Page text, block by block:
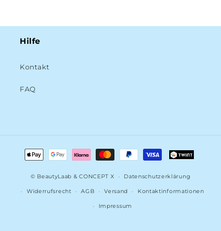
Hilfe
Kontakt
FAQ
Zahlungsmethoden
© BeautyLaab & CONCEPT X Datenschutzerklärung
Widerrufsrecht AGB Versand Kontaktinformationen
Impressum